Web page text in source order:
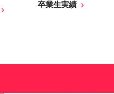
卒業生実績